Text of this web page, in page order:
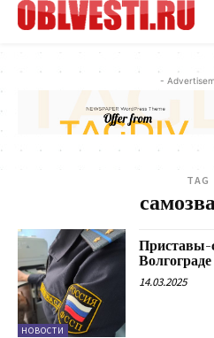
-
TAG
НОВОСТИ
Приставы-
Волгограде
14.03.2025